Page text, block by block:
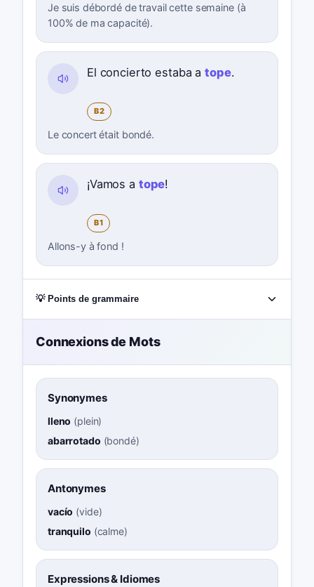
Je suis débordé de travail cette semaine (à
100% de ma capacité).
El concierto estaba atope.
B2
Le concert était bondé.
¡Vamos a tope!
B1
Allons-y à fond !
💡 Points de grammaire
Connexions de Mots
Synonymes
lleno (plein)
abarrotado (bondé)
Antonymes
vacío (vide)
tranquilo (calme)
Expressions & Idiomes